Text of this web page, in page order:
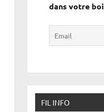
dans votre
FIL INFO